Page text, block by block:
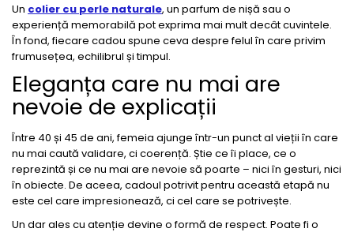
Un colier cu perle naturale, un parfum de nișă sau o
experiență memorabilă pot exprima mai mult decât cuvintele.
În fond, fiecare cadou spune ceva despre felul în care privim
frumusețea, echilibrul și timpul.
Eleganța care nu mai are
nevoie de explicații
Între 40 și 45 de ani, femeia ajunge într-un punct al vieții în care
nu mai caută validare, ci coerență. Știe ce îi place, ce o
reprezintă și ce nu mai are nevoie să poarte – nici în gesturi, nici
în obiecte. De aceea, cadoul potrivit pentru această etapă nu
este cel care impresionează, ci cel care se potrivește.
Un dar ales cu atenție devine o formă de respect. Poate fi o